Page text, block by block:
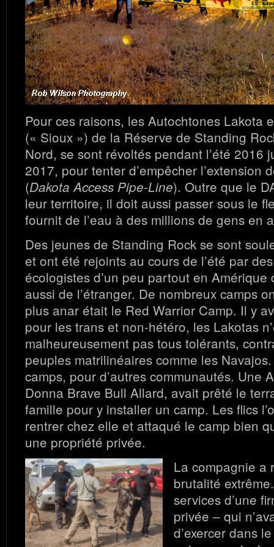
Pour ces raisons, les Autochtones Lakota
(« Sioux ») de la Réserve de Standing
Nord, se sont révoltés pendant l’été 2016
2017, pour tenter d’empêcher l’extension
(Dakota Access Pipe-Line). Outre que le
leur territoire, il doit aussi passer sous le
fournit de l’eau à des millions de gens en
Des jeunes de Standing Rock se sont
et ont été rejoints au cours de l’été par
écologistes d’un peu partout en Amérique
aussi de l’étranger. De nombreux camps
plus anar était le Red Warrior Camp. Il y
pour les trans et non-hétéro, les Lakotas
malheureusement pas tous tolérants,
peuples matrilinéaires comme les Navajos.
camps, pour d’autres communautés. Une
Donna Brave Bull Allard, avait prêté le
famille pour y installer un camp. Les flics
rentrer chez elle et attaqué le camp bien
une propriété privée.
La compagnie a
brutalité
services d’une
privée – qui
d’exercer dans